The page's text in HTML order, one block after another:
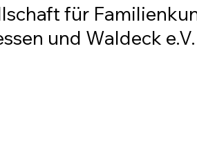
für
und Waldeck e.V.